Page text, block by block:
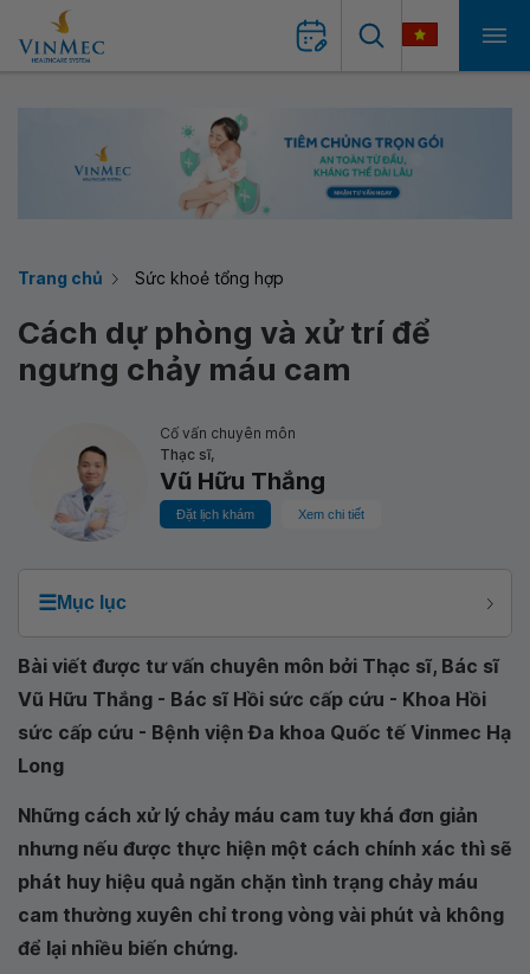
Trang chủ Sức khoẻ tổng hợp
Cách dự phòng và xử trí để
ngưng chảy máu cam
Cố vấn chuyên môn
Thạc sĩ,
Vũ Hữu Thắng
Đặt lịch khám Xem chi tiết
☰Mục lục
Bài viết được tư vấn chuyên môn bởi Thạc sĩ, Bác sĩ
Vũ Hữu Thắng - Bác sĩ Hồi sức cấp cứu - Khoa Hồi
sức cấp cứu - Bệnh viện Đa khoa Quốc tế Vinmec Hạ
Long
Những cách xử lý chảy máu cam tuy khá đơn giản
nhưng nếu được thực hiện một cách chính xác thì sẽ
phát huy hiệu quả ngăn chặn tình trạng chảy máu
cam thường xuyên chỉ trong vòng vài phút và không
để lại nhiều biến chứng.